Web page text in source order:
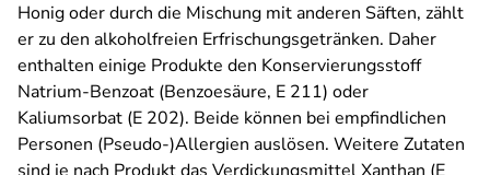
Honig oder durch die Mischung mit anderen Säften, zählt
er zu den alkoholfreien Erfrischungsgetränken. Daher
enthalten einige Produkte den Konservierungsstoff
Natrium-Benzoat (Benzoesäure, E 211) oder
Kaliumsorbat (E 202). Beide können bei empfindlichen
Personen (Pseudo-)Allergien auslösen. Weitere Zutaten